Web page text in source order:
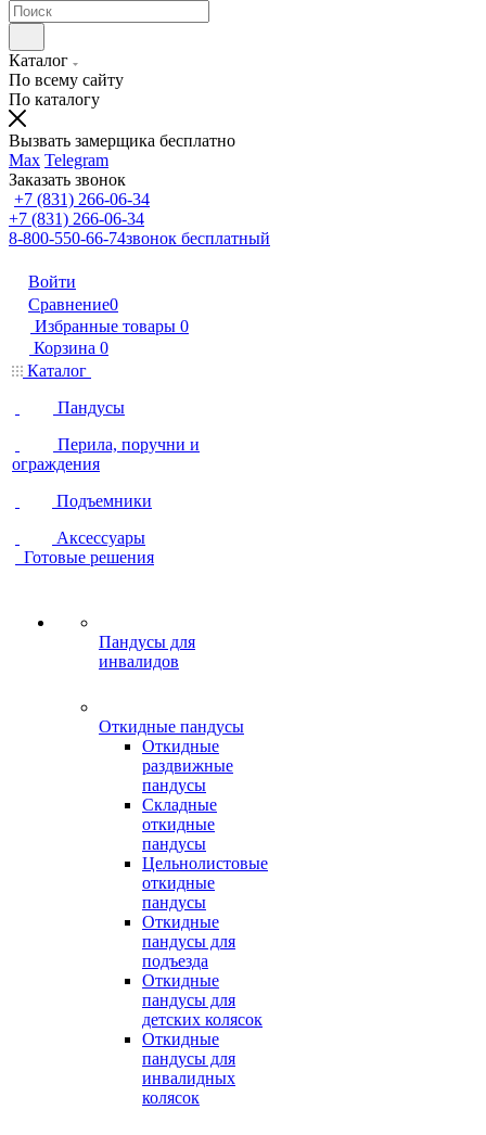
Каталог
По всему сайту
По каталогу
Вызвать замерщика бесплатно
Max Telegram
Заказать звонок
+7 (831) 266-06-34
+7 (831) 266-06-34
8-800-550-66-74звонок бесплатный
Войти
Сравнение0
Избранные товары 0
Корзина 0
Каталог
Пандусы
Перила, поручни и
ограждения
Подъемники
Аксессуары
Готовые решения
Пандусы для
инвалидов
Откидные пандусы
Откидные
раздвижные
пандусы
Складные
откидные
пандусы
Цельнолистовые
откидные
пандусы
Откидные
пандусы для
подъезда
Откидные
пандусы для
детских колясок
Откидные
пандусы для
инвалидных
колясок